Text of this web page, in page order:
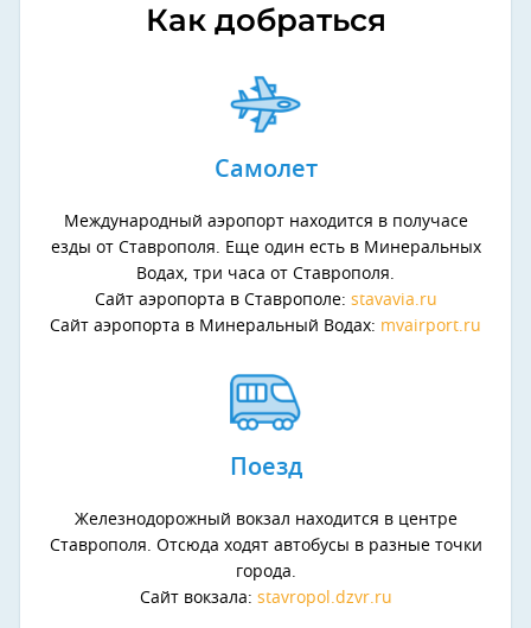
Как добраться
Самолет
Международный аэропорт находится в получасе
езды от Ставрополя. Еще один есть в Минеральных
Водах, три часа от Ставрополя.
Сайт аэропорта в Ставрополе: stavavia.ru
Сайт аэропорта в Минеральный Водах: mvairport.ru
Поезд
Железнодорожный вокзал находится в центре
Ставрополя. Отсюда ходят автобусы в разные точки
города.
Сайт вокзала: stavropol.dzvr.ru